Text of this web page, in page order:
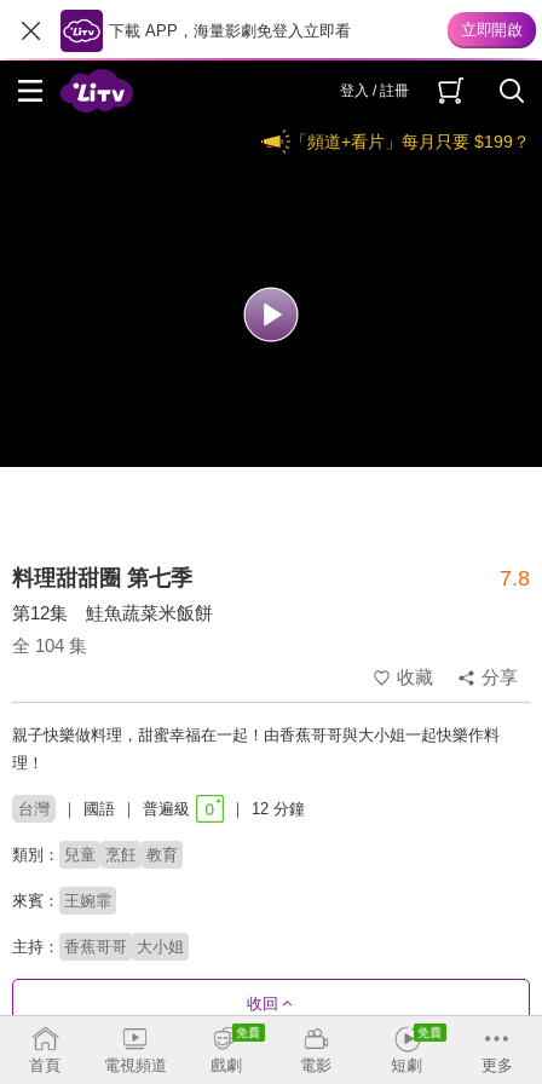
下載 APP，海量影劇免登入立即看
登入 / 註冊
「頻道+看片」每月只要 $199？
料理甜甜圈 第七季 7.8
第12集 鮭魚蔬菜米飯餅
全 104 集
收藏
分享
親子快樂做料理，甜蜜幸福在一起！由香蕉哥哥與大小姐一起快樂作料
理！
台灣 國語 普遍級 12 分鐘
類別： 兒童 烹飪 教育
來賓： 王婉霏
主持： 香蕉哥哥 大小姐
收回
劇集列表
首頁 電視頻道 戲劇 電影 短劇 更多